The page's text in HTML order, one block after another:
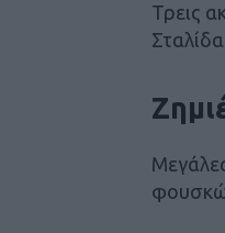
Τρεις